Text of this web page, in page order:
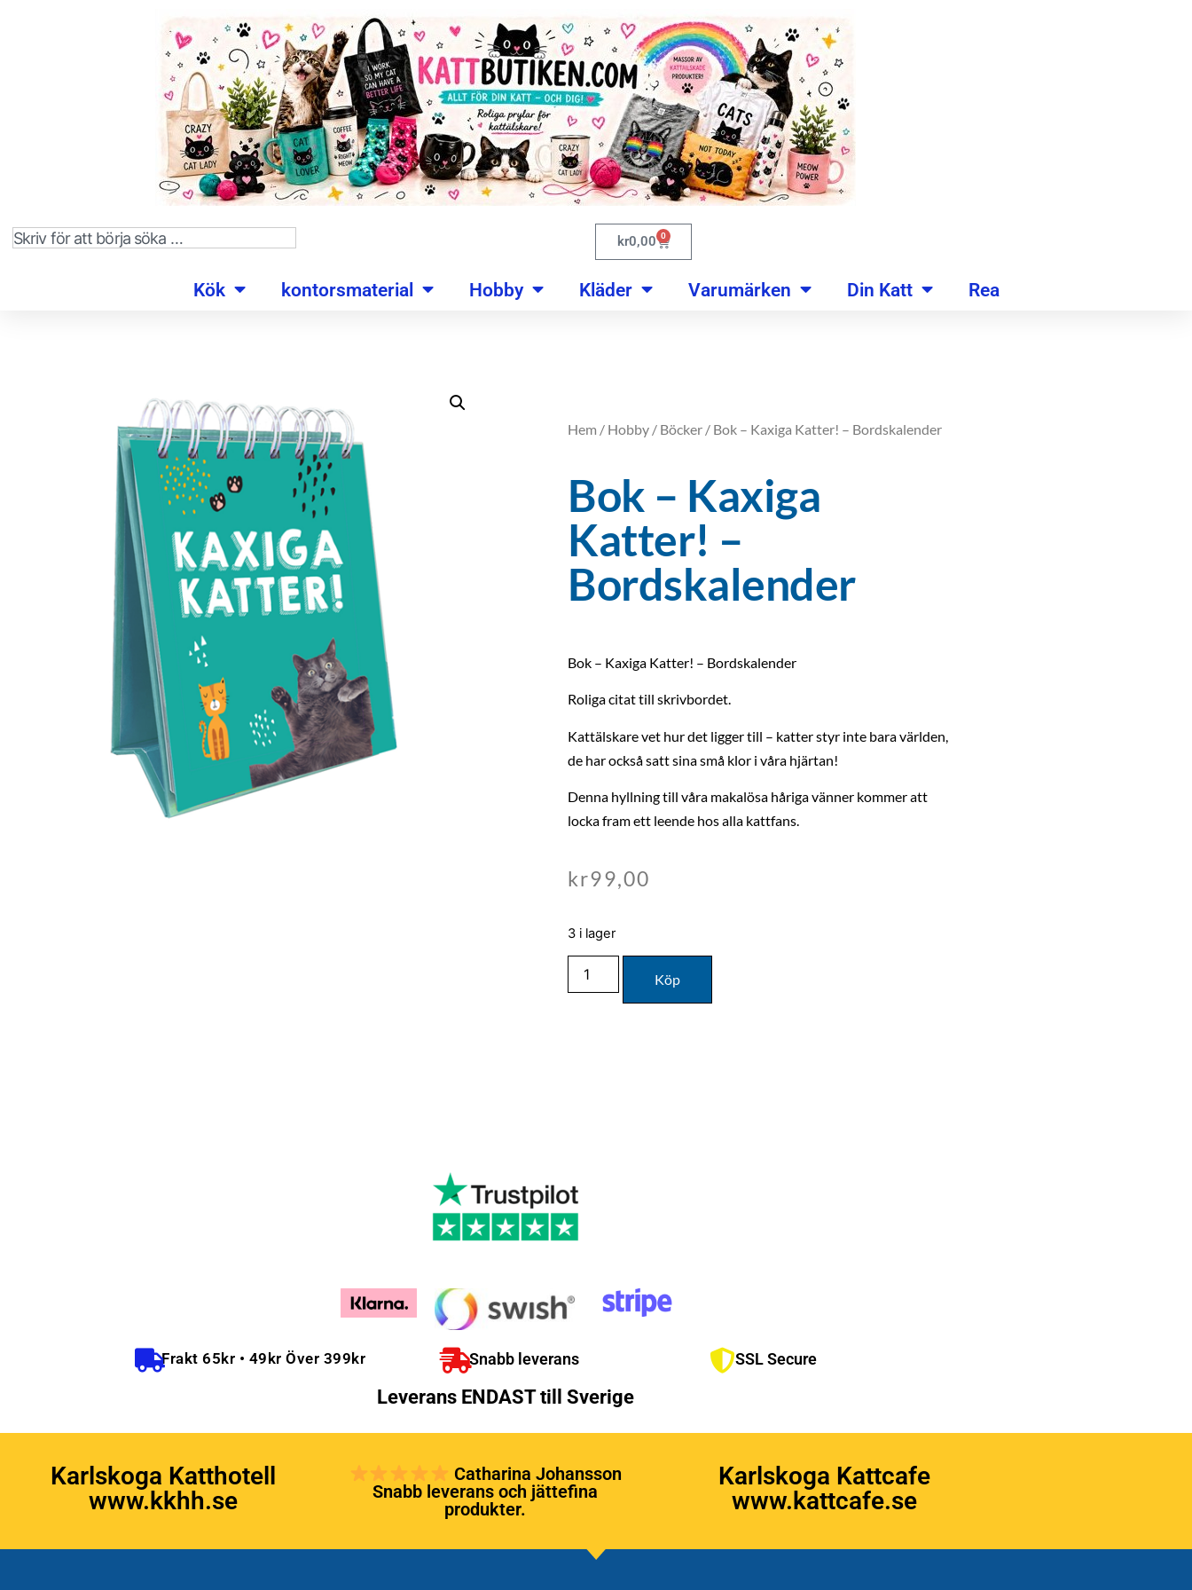
kr0,00 0
Kök kontorsmaterial Hobby Kläder Varumärken Din Katt Rea
Hem / Hobby / Böcker / Bok – Kaxiga Katter! – Bordskalender
Bok – Kaxiga
Katter! –
Bordskalender
Bok – Kaxiga Katter! – Bordskalender
Roliga citat till skrivbordet.
Kattälskare vet hur det ligger till – katter styr inte bara världen,
de har också satt sina små klor i våra hjärtan!
Denna hyllning till våra makalösa håriga vänner kommer att
locka fram ett leende hos alla kattfans.
kr99,00
3 i lager
Köp
Frakt 65kr • 49kr Över 399kr Snabb leverans SSL Secure
Leverans ENDAST till Sverige
Karlskoga Katthotell
www.kkhh.se
Catharina Johansson
Snabb leverans och jättefina
produkter.
Karlskoga Kattcafe
www.kattcafe.se